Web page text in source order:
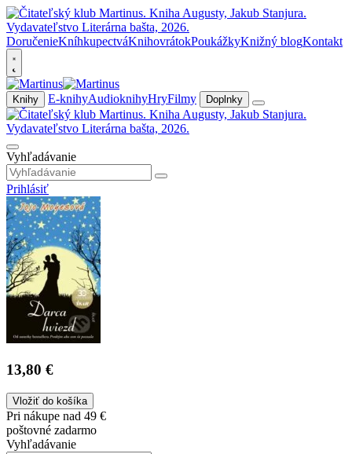
DoručenieKníhkupectváKnihovrátokPoukážkyKnižný blogKontakt
Knihy E-knihyAudioknihyHryFilmy Doplnky
Vyhľadávanie
Prihlásiť
13,80 €
Vložiť do košíka
Pri nákupe nad 49 €
poštovné zadarmo
Vyhľadávanie